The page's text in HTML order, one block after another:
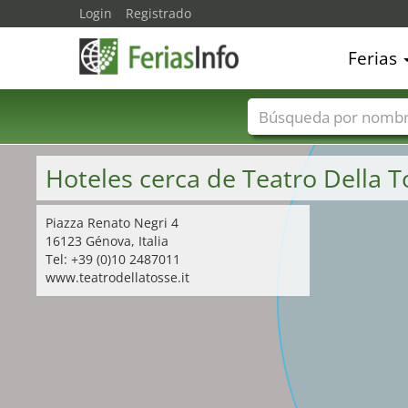
Hoteles cerca de Teatro Della
Piazza Renato Negri 4
16123 Génova, Italia
Tel: +39 (0)10 2487011
www.teatrodellatosse.it
Login Registrado
Ferias
Nombres de ferias